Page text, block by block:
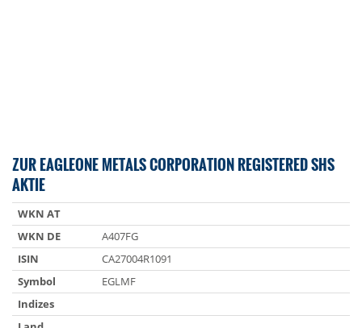
ZUR EAGLEONE METALS CORPORATION REGISTERED SHS
AKTIE
WKN AT
WKN DE
A407FG
ISIN
CA27004R1091
Symbol
EGLMF
Indizes